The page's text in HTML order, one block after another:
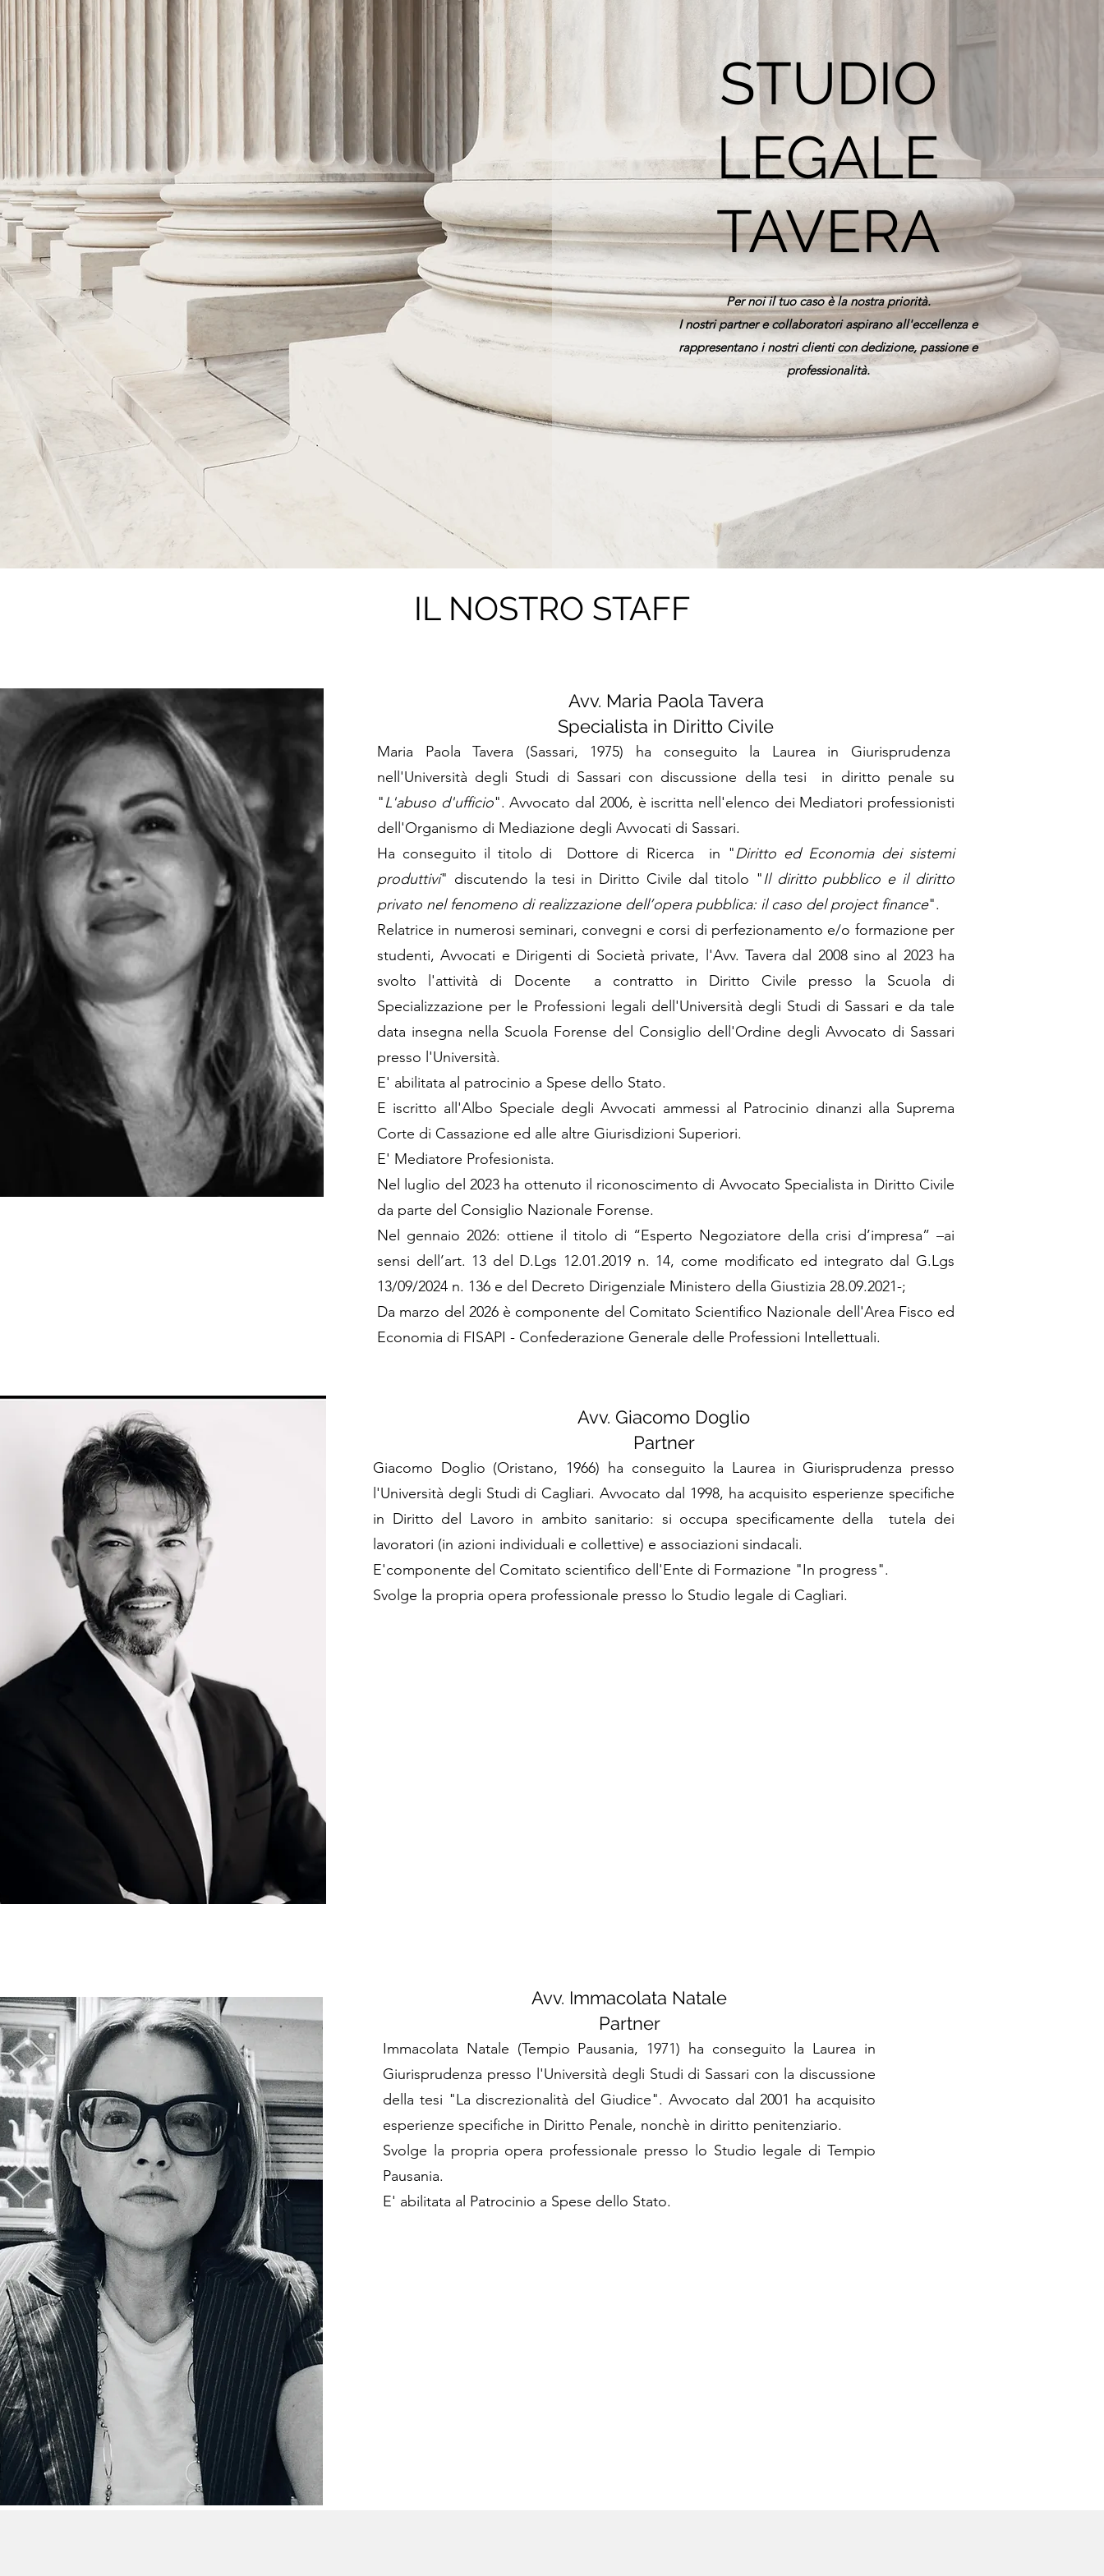
STUDIO
LEGALE
TAVERA
Per noi il tuo caso è la nostra priorità.
I nostri partner e collaboratori aspirano all'eccellenza e
rappresentano i nostri clienti con dedizione, passione e
professionalità.
IL NOSTRO STAFF
Avv. Maria Paola Tavera
Specialista in Diritto Civile
Maria Paola Tavera (Sassari, 1975) ha conseguito la Laurea in Giurisprudenza
nell'Università degli Studi di Sassari con discussione della tesi in diritto penale su
"L'abuso d'ufficio". Avvocato dal 2006, è iscritta nell'elenco dei Mediatori professionisti
dell'Organismo di Mediazione degli Avvocati di Sassari.
Ha conseguito il titolo di Dottore di Ricerca in "Diritto ed Economia dei sistemi
produttivi" discutendo la tesi in Diritto Civile dal titolo "Il diritto pubblico e il diritto
privato nel fenomeno di realizzazione dell’opera pubblica: il caso del project finance".
Relatrice in numerosi seminari, convegni e corsi di perfezionamento e/o formazione per
studenti, Avvocati e Dirigenti di Società private, l'Avv. Tavera dal 2008 sino al 2023 ha
svolto l'attività di Docente a contratto in Diritto Civile presso la Scuola di
Specializzazione per le Professioni legali dell'Università degli Studi di Sassari e da tale
data insegna nella Scuola Forense del Consiglio dell'Ordine degli Avvocato di Sassari
presso l'Università.
E' abilitata al patrocinio a Spese dello Stato.
E iscritto all'Albo Speciale degli Avvocati ammessi al Patrocinio dinanzi alla Suprema
Corte di Cassazione ed alle altre Giurisdizioni Superiori.
E' Mediatore Profesionista.
Nel luglio del 2023 ha ottenuto il riconoscimento di Avvocato Specialista in Diritto Civile
da parte del Consiglio Nazionale Forense.
Nel gennaio 2026: ottiene il titolo di “Esperto Negoziatore della crisi d’impresa” –ai
sensi dell’art. 13 del D.Lgs 12.01.2019 n. 14, come modificato ed integrato dal G.Lgs
13/09/2024 n. 136 e del Decreto Dirigenziale Ministero della Giustizia 28.09.2021-;
Da marzo del 2026 è componente del Comitato Scientifico Nazionale dell'Area Fisco ed
Economia di FISAPI - Confederazione Generale delle Professioni Intellettuali.
Avv. Giacomo Doglio
Partner
Giacomo Doglio (Oristano, 1966) ha conseguito la Laurea in Giurisprudenza presso
l'Università degli Studi di Cagliari. Avvocato dal 1998, ha acquisito esperienze specifiche
in Diritto del Lavoro in ambito sanitario: si occupa specificamente della tutela dei
lavoratori (in azioni individuali e collettive) e associazioni sindacali.
E'componente del Comitato scientifico dell'Ente di Formazione "In progress".
Svolge la propria opera professionale presso lo Studio legale di Cagliari.
Avv. Immacolata Natale
Partner
Immacolata Natale (Tempio Pausania, 1971) ha conseguito la Laurea in
Giurisprudenza presso l'Università degli Studi di Sassari con la discussione
della tesi "La discrezionalità del Giudice". Avvocato dal 2001 ha acquisito
esperienze specifiche in Diritto Penale, nonchè in diritto penitenziario.
Svolge la propria opera professionale presso lo Studio legale di Tempio
Pausania.
E' abilitata al Patrocinio a Spese dello Stato.